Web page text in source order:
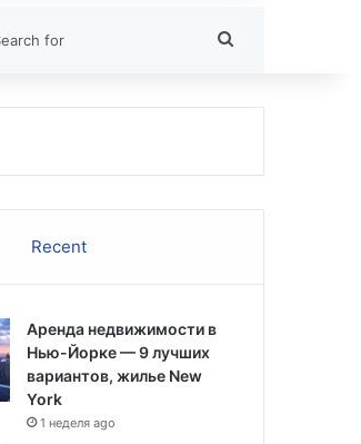
Recent
Аренда недвижимости в
Нью-Йорке — 9 лучших
вариантов, жилье New
York
1 неделя ago